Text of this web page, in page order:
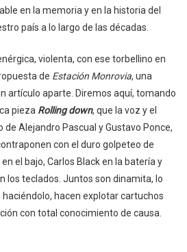
en la memoria y en la historia del
país a lo largo de las décadas.
violenta, con ese torbellino en
de Estación Monrovia, una
artículo aparte. Diremos aquí, tomando
pieza Rolling down, que la voz y el
Alejandro Pascual y Gustavo Ponce,
con el duro golpeteo de
el bajo, Carlos Black en la batería y
los teclados. Juntos son dinamita, lo
hacen explotar cartuchos
con total conocimiento de causa.